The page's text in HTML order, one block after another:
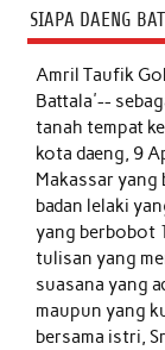
SIAPA DAENG
Amril Taufik
Battala'--
tanah tempat
kota daeng, 9
Makassar yang
badan lelaki
yang berbobot
tulisan yang
suasana yang
maupun yang
bersama istri,